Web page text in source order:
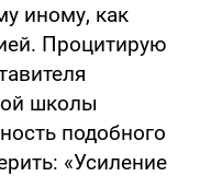
иному, как
Процитирую
школы
подобного
«Усиление